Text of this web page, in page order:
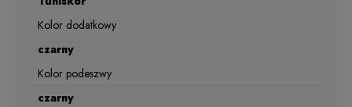
Kolor dodatkowy
czarny
Kolor podeszwy
czarny